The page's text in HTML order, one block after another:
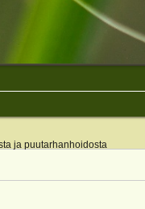
ja puutarhanhoidosta